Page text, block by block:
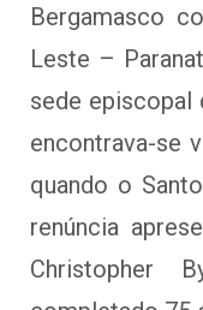
Bergamasco
Leste –
sede episcopal
encontrava-se
quando o
renúncia
Christopher